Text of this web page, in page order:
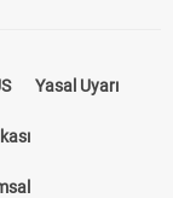
Yasal Uyarı